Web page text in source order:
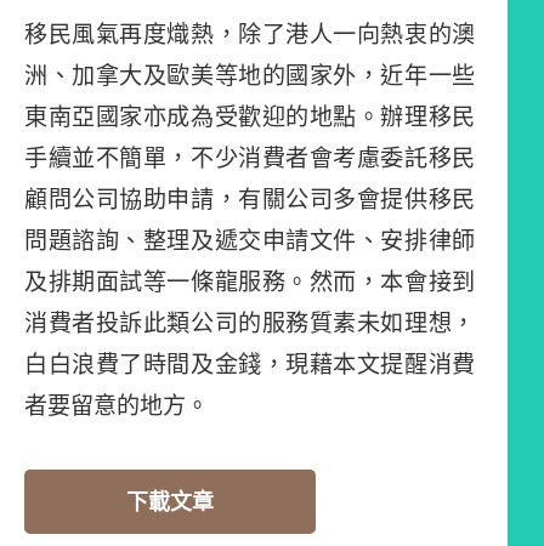
移民風氣再度熾熱，除了港人一向熱衷的澳
洲、加拿大及歐美等地的國家外，近年一些
東南亞國家亦成為受歡迎的地點。辦理移民
手續並不簡單，不少消費者會考慮委託移民
顧問公司協助申請，有關公司多會提供移民
問題諮詢、整理及遞交申請文件、安排律師
及排期面試等一條龍服務。然而，本會接到
消費者投訴此類公司的服務質素未如理想，
白白浪費了時間及金錢，現藉本文提醒消費
者要留意的地方。
下載文章